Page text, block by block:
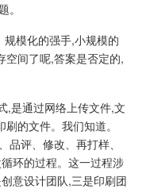
。
模化的强手,小规模的
空间了呢,答案是否定的,
,是通过网络上传文件,文
的文件。我们知道。
评、修改、再打样、
环的过程。这一过程涉
意设计团队,三是印刷团